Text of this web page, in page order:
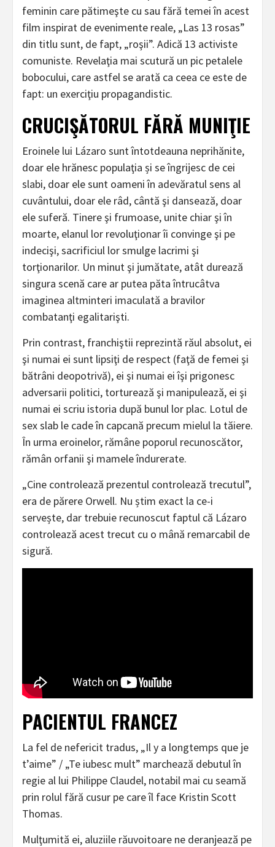
feminin care pătimeşte cu sau fără temei în acest
film inspirat de evenimente reale, „Las 13 rosas”
din titlu sunt, de fapt, „roşii”. Adică 13 activiste
comuniste. Revelaţia mai scutură un pic petalele
bobocului, care astfel se arată ca ceea ce este de
fapt: un exerciţiu propagandistic.
CRUCIŞĂTORUL FĂRĂ MUNIŢIE
Eroinele lui Lázaro sunt întotdeauna neprihănite,
doar ele hrănesc populaţia și se îngrijesc de cei
slabi, doar ele sunt oameni în adevăratul sens al
cuvântului, doar ele râd, cântă şi dansează, doar
ele suferă. Tinere şi frumoase, unite chiar şi în
moarte, elanul lor revoluţionar îi convinge şi pe
indecişi, sacrificiul lor smulge lacrimi şi
torţionarilor. Un minut şi jumătate, atât durează
singura scenă care ar putea păta întrucâtva
imaginea altminteri imaculată a bravilor
combatanţi egalitarişti.
Prin contrast, franchiştii reprezintă răul absolut, ei
şi numai ei sunt lipsiţi de respect (faţă de femei şi
bătrâni deopotrivă), ei şi numai ei îşi prigonesc
adversarii politici, torturează şi manipulează, ei şi
numai ei scriu istoria după bunul lor plac. Lotul de
sex slab le cade în capcană precum mielul la tăiere.
În urma eroinelor, rămâne poporul recunoscător,
rămân orfanii şi mamele îndurerate.
„Cine controlează prezentul controlează trecutul”,
era de părere Orwell. Nu știm exact la ce-i
servește, dar trebuie recunoscut faptul că Lázaro
controlează acest trecut cu o mână remarcabil de
sigură.
PACIENTUL FRANCEZ
La fel de nefericit tradus, „Il y a longtemps que je
t’aime” / „Te iubesc mult” marchează debutul în
regie al lui Philippe Claudel, notabil mai cu seamă
prin rolul fără cusur pe care îl face Kristin Scott
Thomas.
Mulţumită ei, aluziile răuvoitoare ne deranjează pe